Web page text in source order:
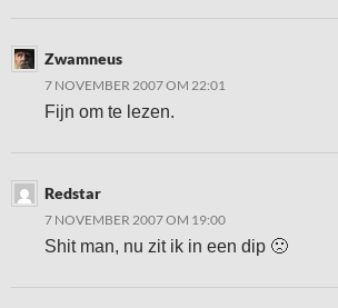
Zwamneus
7 NOVEMBER 2007 OM 22:01
Fijn om te lezen.
Redstar
7 NOVEMBER 2007 OM 19:00
Shit man, nu zit ik in een dip 🙁